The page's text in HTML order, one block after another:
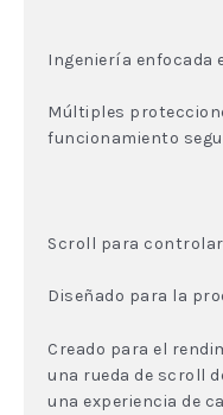
Ingeniería enfocada
Múltiples
funcionamiento
Scroll para controlar
Diseñado para la
Creado para el
una rueda de scroll
una experiencia de